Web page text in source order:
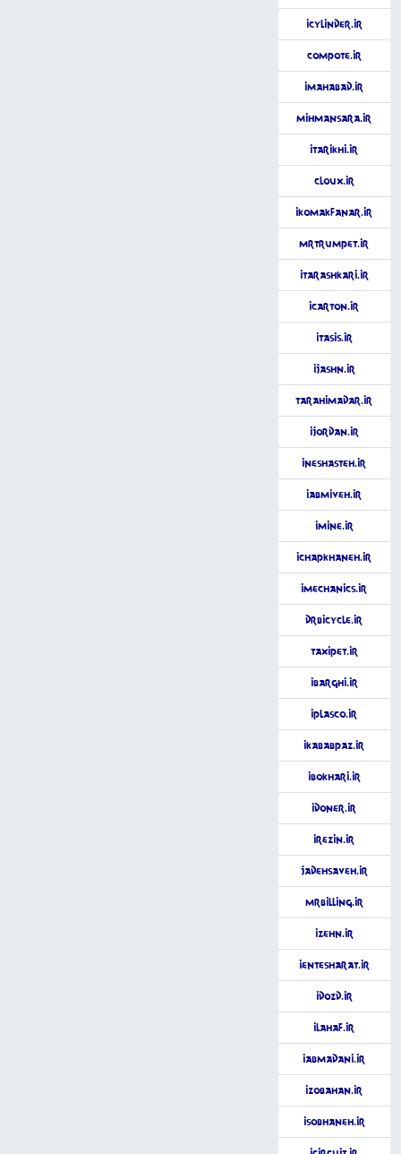
iCylinder.ir
Compote.ir
iMahabad.ir
MihmanSara.ir
iTarikhi.ir
Cloux.ir
iKomakFanar.ir
MrTrumpet.ir
iTarashkari.ir
iCarton.ir
iTasis.ir
iJashn.ir
TarahiMadar.ir
iJordan.ir
iNeshasteh.ir
iAbmiveh.ir
iMine.ir
iChapkhaneh.ir
iMechanics.ir
DrBicycle.ir
TaxiPet.ir
iBarghi.ir
iPlasco.ir
iKababPaz.ir
iBokhari.ir
iDoner.ir
iRezin.ir
JadehSaveh.ir
MrBilling.ir
iZehn.ir
iEntesharat.ir
iDozd.ir
iLahaf.ir
iAbMadani.ir
iZobAhan.ir
iSobhaneh.ir